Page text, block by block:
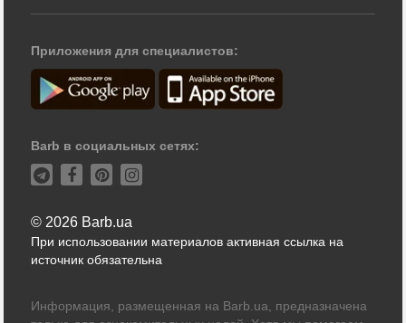
Приложения для специалистов:
Barb в социальных сетях:
© 2026 Barb.ua
При использовании материалов активная ссылка на
источник обязательна
Информация, размещенная на Barb.ua, предназначена